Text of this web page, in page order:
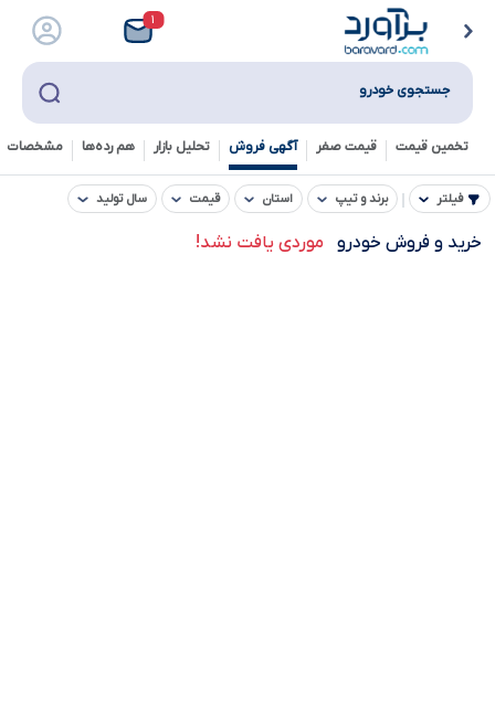
۱
جستجوی خودرو
تخمین قیمت قیمت صفر آگهی فروش تحلیل بازار هم رده‌ها‌ مشخصات
فیلتر برند و تیپ استان قیمت سال تولید
خرید و فروش خودرو موردی یافت نشد!